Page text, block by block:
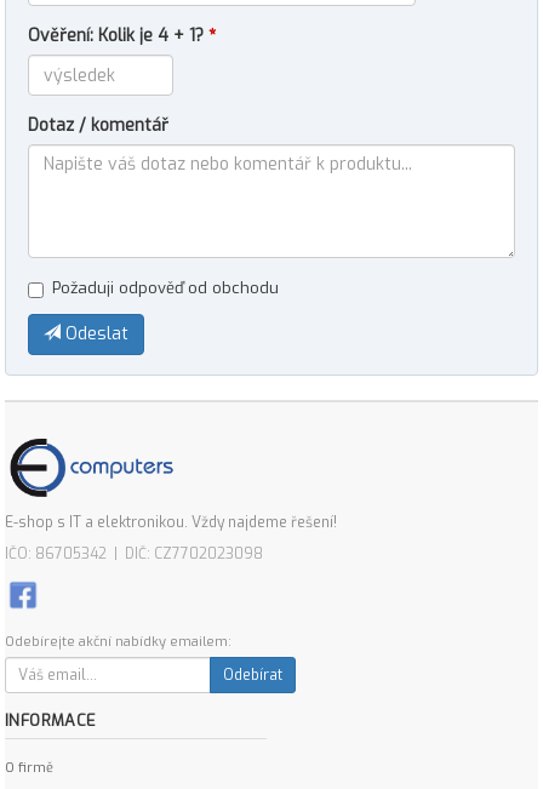
Ověření: Kolik je 4 + 1? *
Dotaz / komentář
Požaduji odpověď od obchodu
Odeslat
E-shop s IT a elektronikou. Vždy najdeme řešení!
IČO: 86705342 | DIČ: CZ7702023098
Odebírejte akční nabídky emailem:
Odebírat
INFORMACE
O firmě